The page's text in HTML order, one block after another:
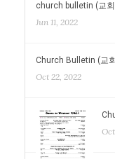
church bulletin (교
Jun 11, 2022
Church Bulletin (교
Oct 22, 2022